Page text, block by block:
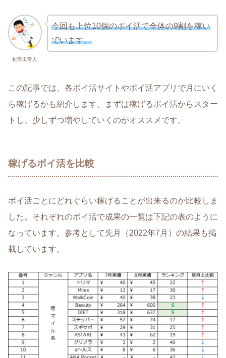
化学工学人
今回も上位10個のポイ活で全体の9割を稼い
でいます。
この記事では、各ポイ活サイトやポイ活アプリで月にいく
ら稼げるかも紹介します。まずは稼げるポイ活からスター
トし、少しずつ増やしていくのがオススメです。
稼げるポイ活を比較
ポイ活ごとにどれぐらい稼げることが出来るのか比較しま
した。それぞれのポイ活で成果の一覧は下記の表のように
なっています。参考として先月（2022年7月）の結果も掲
載しています。